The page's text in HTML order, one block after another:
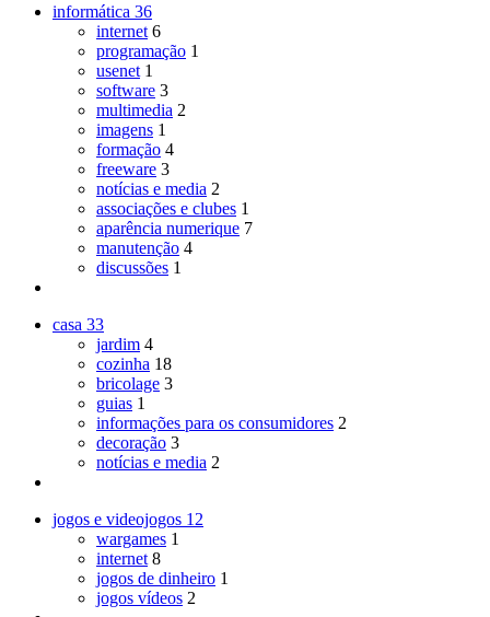
informática 36
internet 6
programação 1
usenet 1
software 3
multimedia 2
imagens 1
formação 4
freeware 3
notícias e media 2
associações e clubes 1
aparência numerique 7
manutenção 4
discussões 1
casa 33
jardim 4
cozinha 18
bricolage 3
guias 1
informações para os consumidores 2
decoração 3
notícias e media 2
jogos e videojogos 12
wargames 1
internet 8
jogos de dinheiro 1
jogos vídeos 2